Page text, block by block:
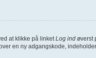
at klikke på linket Log ind øverst
en ny adgangskode,